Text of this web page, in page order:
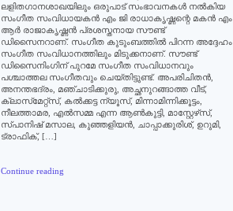
ലളിതഗാനശാഖയിലും ഒരുപാട് സംഭാവനകള്‍ നല്‍കിയ
സംഗീത സംവിധായകന്‍ എം ജി രാധാകൃഷ്ണന്റെ മകന്‍ എം
ആര്‍ രാജാകൃഷ്ണന്‍ പ്രശസ്തനായ സൗണ്ട്
ഡിസൈനറാണ്. സംഗീത കുടുംബത്തില്‍ പിറന്ന അദ്ദേഹം
സംഗീത സംവിധാനത്തിലും മിടുക്കനാണ്. സൗണ്ട്
ഡിസൈനിംഗിന് പുറമേ സംഗീത സംവിധാനവും
പശ്ചാത്തല സംഗീതവും ചെയ്തിട്ടുണ്ട്. അപരിചിതന്‍,
അനന്തഭദ്രം, മഞ്ചാടിക്കുരു, അച്ഛനുറങ്ങാത്ത വീട്,
ക്ലാസ്‌മേറ്റ്‌സ്, കല്‍ക്കട്ട ന്യൂസ്, മിന്നാമിന്നിക്കൂട്ടം,
നീലത്താമര, എല്‍സമ്മ എന്ന ആണ്‍കുട്ടി, മാസ്റ്റേഴ്‌സ്,
സ്പാനിഷ് മസാല, കുഞ്ഞളിയന്‍, ചാപ്പാക്കുരിശ്, ഉറുമി,
ട്രാഫിക്, […]
Continue reading